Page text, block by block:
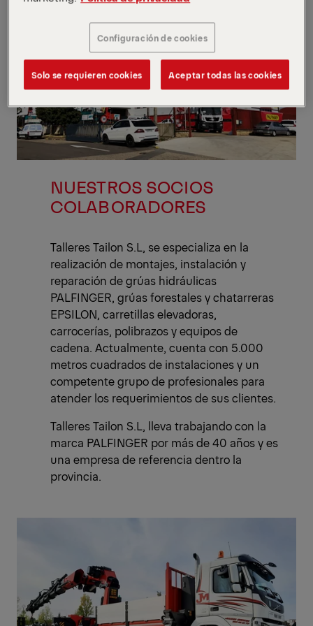
NUESTROS SOCIOS
COLABORADORES
Talleres Tailon S.L, se especializa en la
realización de montajes, instalación y
reparación de grúas hidráulicas
PALFINGER, grúas forestales y chatarreras
EPSILON, carretillas elevadoras,
carrocerías, polibrazos y equipos de
cadena. Actualmente, cuenta con 5.000
metros cuadrados de instalaciones y un
competente grupo de profesionales para
atender los requerimientos de sus clientes.
Talleres Tailon S.L, lleva trabajando con la
marca PALFINGER por más de 40 años y es
una empresa de referencia dentro la
provincia.
Configuración de cookies
Solo se requieren cookies Aceptar todas las cookies